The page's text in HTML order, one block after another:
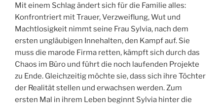
Mit einem Schlag ändert sich für die Familie alles:
Konfrontriert mit Trauer, Verzweiflung, Wut und
Machtlosigkeit nimmt seine Frau Sylvia, nach dem
ersten ungläubigen Innehalten, den Kampf auf. Sie
muss die marode Firma retten, kämpft sich durch das
Chaos im Büro und führt die noch laufenden Projekte
zu Ende. Gleichzeitig möchte sie, dass sich ihre Töchter
der Realität stellen und erwachsen werden. Zum
ersten Mal in ihrem Leben beginnt Sylvia hinter die